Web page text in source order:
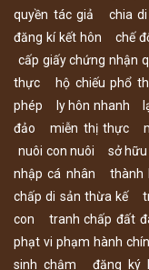
quyền tác giả
chia
đăng kí kết hôn
chế
cấp giấy chứng nhận
thực
hộ chiếu phổ
phép
ly hôn nhanh
đảo
miễn thị thực
nuôi con nuôi
sở
nhập cá nhân
thành
chấp di sản thừa kế
con
tranh chấp đất
phạt vi phạm hành
sinh chậm
đăng ký